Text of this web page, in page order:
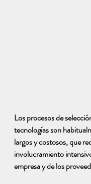
Los procesos de
tecnologías son
largos y costosos, que
involucramiento
empresa y de los